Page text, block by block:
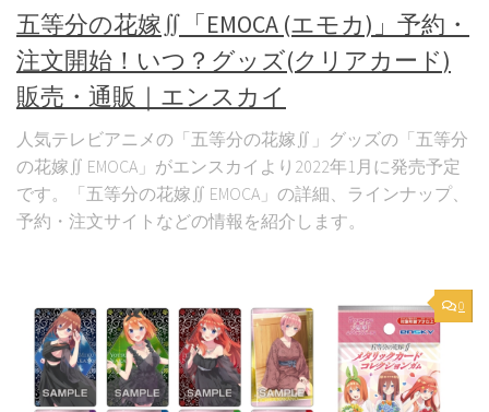
五等分の花嫁∬「EMOCA (エモカ)」予約・
注文開始！いつ？グッズ(クリアカード)
販売・通販｜エンスカイ
人気テレビアニメの「五等分の花嫁∬」グッズの「五等分
の花嫁∬ EMOCA」がエンスカイより2022年1月に発売予定
です。「五等分の花嫁∬ EMOCA」の詳細、ラインナップ、
予約・注文サイトなどの情報を紹介します。
0